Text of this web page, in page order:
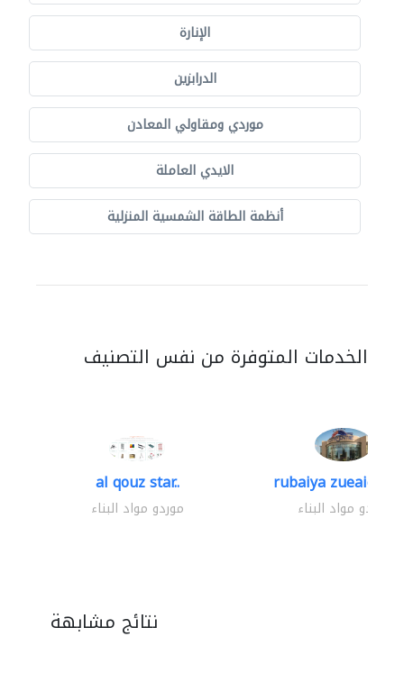
الإنارة
الدرابزين
موردي ومقاولي المعادن
الايدي العاملة
أنظمة الطاقة الشمسية المنزلية
الخدمات المتوفرة من نفس التصنيف
al qouz star..
موردو مواد البناء
rubaiya zueaid
موردو مواد البناء
نتائج مشابهة